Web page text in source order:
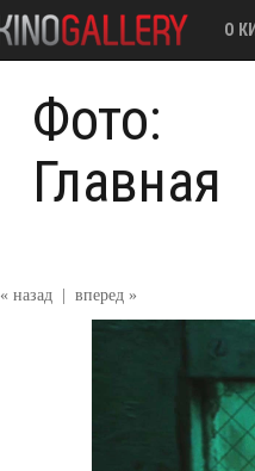
О
Фото:
Главная
« назад вперед »